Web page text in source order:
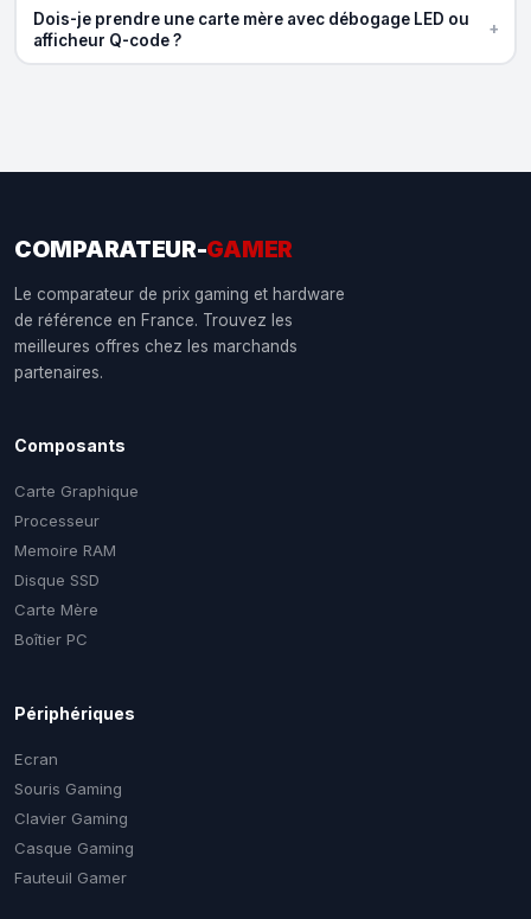
Dois-je prendre une carte mère avec débogage LED ou
afficheur Q-code ?
+
COMPARATEUR-GAMER
Le comparateur de prix gaming et hardware
de référence en France. Trouvez les
meilleures offres chez les marchands
partenaires.
Composants
Carte Graphique
Processeur
Memoire RAM
Disque SSD
Carte Mère
Boîtier PC
Périphériques
Ecran
Souris Gaming
Clavier Gaming
Casque Gaming
Fauteuil Gamer